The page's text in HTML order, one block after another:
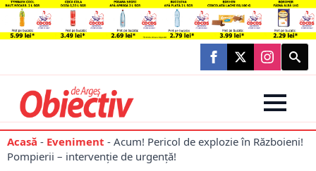
Search
for:
Acasă - Eveniment - Acum! Pericol de explozie în Războieni!
Pompierii – intervenție de urgență!